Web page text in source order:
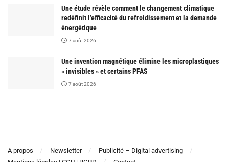
Une étude révèle comment le changement climatique
redéfinit l’efficacité du refroidissement et la demande
énergétique
7 août 2026
Une invention magnétique élimine les microplastiques
« invisibles » et certains PFAS
7 août 2026
A propos Newsletter
Publicité – Digital advertising